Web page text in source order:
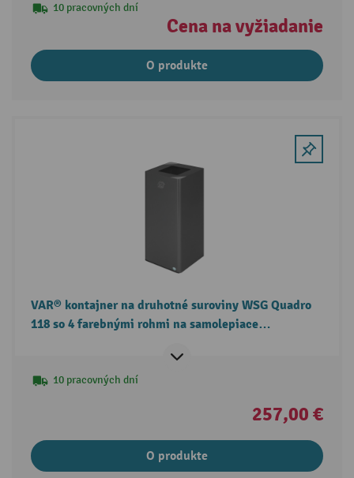
10 pracovných dní
Cena na vyžiadanie
O produkte
VAR® kontajner na druhotné suroviny WSG Quadro
118 so 4 farebnými rohmi na samolepiace
10 pracovných dní
257,00 €
O produkte